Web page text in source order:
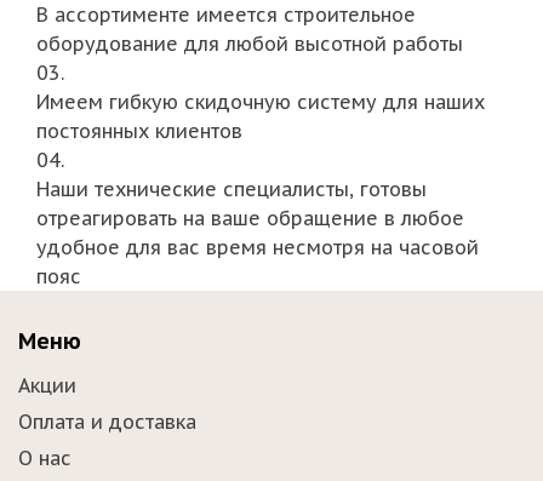
В ассортименте имеется строительное
оборудование для любой высотной работы
03.
Имеем гибкую скидочную систему для наших
постоянных клиентов
04.
Наши технические специалисты, готовы
отреагировать на ваше обращение в любое
удобное для вас время несмотря на часовой
пояс
Меню
Акции
Оплата и доставка
О нас